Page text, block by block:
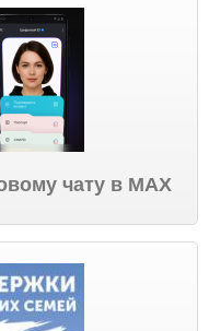
чату в МАХ